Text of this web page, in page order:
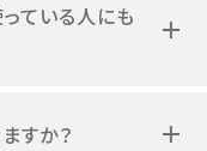
ている人にも
すか？